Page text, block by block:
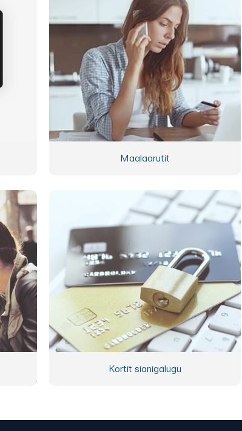
Maalaarutit
Kortit sianigalugu